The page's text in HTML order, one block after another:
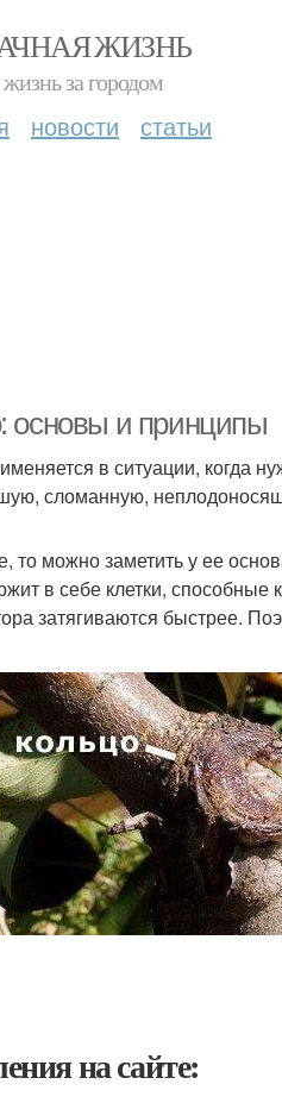
ЖИЗНЬ
жизнь за городом
новости статьи
основы и принципы
в ситуации, когда
сломанную,
то можно заметить у ее
в себе клетки, способные
затягиваются быстрее.
на сайте: